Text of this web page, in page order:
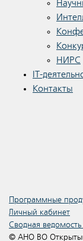
НИРС
IT-
Контакты
Программные
Личный кабинет
Сводная
© АНО ВО